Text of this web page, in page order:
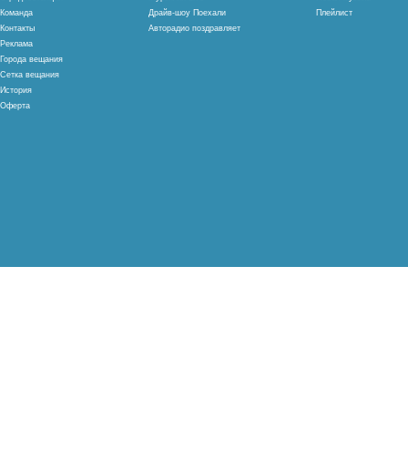
Команда
Контакты
Реклама
Города вещания
Сетка вещания
История
Оферта
Драйв-шоу Поехали
Авторадио поздравляет
Плейлист